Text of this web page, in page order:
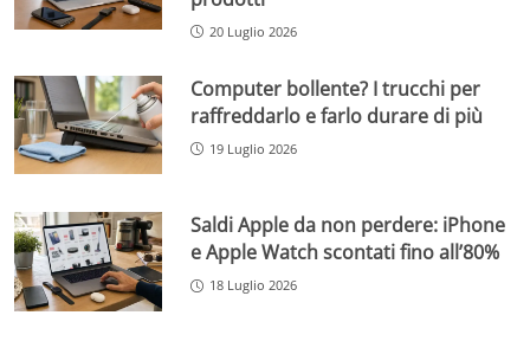
20 Luglio 2026
Computer bollente? I trucchi per
raffreddarlo e farlo durare di più
19 Luglio 2026
Saldi Apple da non perdere: iPhone
e Apple Watch scontati fino all’80%
18 Luglio 2026